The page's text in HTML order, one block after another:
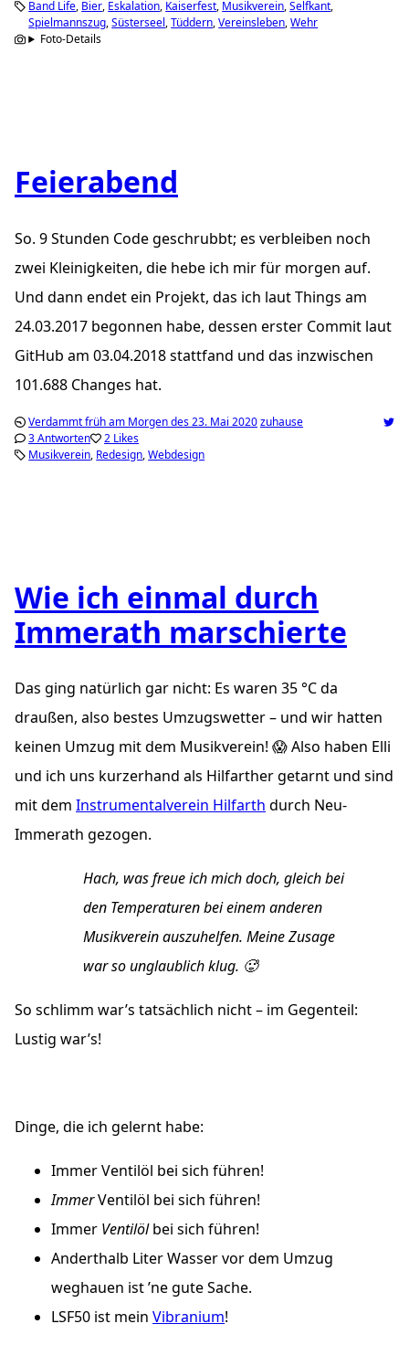
Band Life Bier Eskalation Kaiserfest Musikverein Selfkant
Spielmannszug Süsterseel Tüddern Vereinsleben Wehr
Foto-Details
Feierabend
So. 9 Stunden Code geschrubbt; es verbleiben noch
zwei Kleinigkeiten, die hebe ich mir für morgen auf.
Und dann endet ein Projekt, das ich laut Things am
24.03.2017 begonnen habe, dessen erster Commit laut
GitHub am 03.04.2018 stattfand und das inzwischen
101.688 Changes hat.
Verdammt früh am Morgen des 23. Mai 2020zuhause
3 Antworten
2 Likes
Musikverein Redesign Webdesign
Wie ich einmal durch
Immerath marschierte
Das ging natürlich gar nicht: Es waren 35 °C da
draußen, also bestes Umzugswetter – und wir hatten
keinen Umzug mit dem Musikverein! 😱 Also haben Elli
und ich uns kurzerhand als Hilfarther getarnt und sind
mit dem Instrumentalverein Hilfarth durch Neu-
Immerath gezogen.
Hach, was freue ich mich doch, gleich bei
den Temperaturen bei einem anderen
Musikverein auszuhelfen. Meine Zusage
war so unglaublich klug. 🥵
So schlimm war’s tatsächlich nicht – im Gegenteil:
Lustig war’s!
Dinge, die ich gelernt habe:
Immer Ventilöl bei sich führen!
ImmerVentilöl bei sich führen!
Immer Ventilölbei sich führen!
Anderthalb Liter Wasser vor dem Umzug
weghauen ist ’ne gute Sache.
LSF50 ist mein Vibranium!